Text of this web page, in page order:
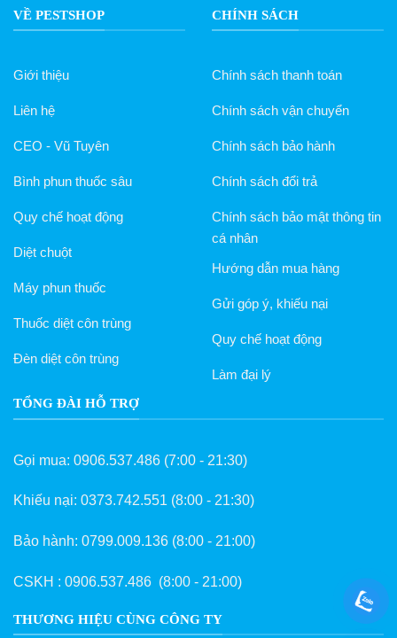
VỀ PESTSHOP
Giới thiệu
Liên hệ
CEO - Vũ Tuyên
Bình phun thuốc sâu
Quy chế hoạt động
Diệt chuột
Máy phun thuốc
Thuốc diệt côn trùng
Đèn diệt côn trùng
CHÍNH SÁCH
Chính sách thanh toán
Chính sách vận chuyển
Chính sách bảo hành
Chính sách đổi trả
Chính sách bảo mật thông tin
cá nhân
Hướng dẫn mua hàng
Gửi góp ý, khiếu nại
Quy chế hoạt động
Làm đại lý
TỔNG ĐÀI HỖ TRỢ
Gọi mua: 0906.537.486 (7:00 - 21:30)
Khiếu nại: 0373.742.551 (8:00 - 21:30)
Bảo hành: 0799.009.136 (8:00 - 21:00)
CSKH : 0906.537.486 (8:00 - 21:00)
THƯƠNG HIỆU CÙNG CÔNG TY